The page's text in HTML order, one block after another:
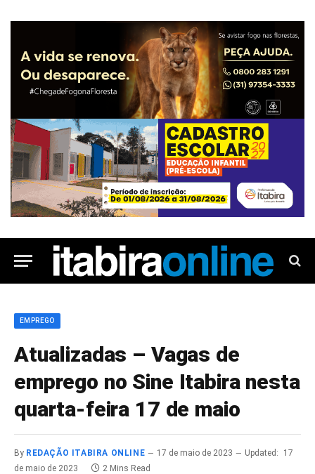
EMPREGO
Atualizadas – Vagas de
emprego no Sine Itabira nesta
quarta-feira 17 de maio
By REDAÇÃO ITABIRA ONLINE 17 de maio de 2023 Updated:
17
de maio de 2023
2 Mins Read